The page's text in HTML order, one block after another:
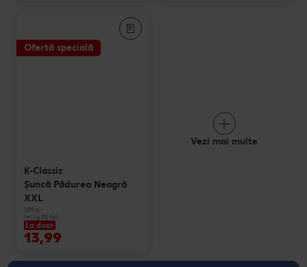
Ofertă specială
K-Classic
Şuncă Pădurea Neagră
XXL
250 g
(=1 kg 55.96)
La doar
13,99
Vezi mai multe